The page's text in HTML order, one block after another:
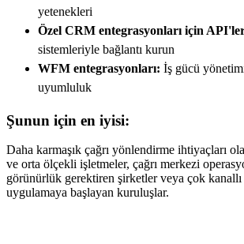
yetenekleri
Özel CRM entegrasyonları için
sistemleriyle bağlantı kurun
WFM entegrasyonları: İş gücü
uyumluluk
Şunun için en iyisi:
Daha karmaşık çağrı yönlendirme ihtiyaçları
ve orta ölçekli işletmeler, çağrı merkezi
görünürlük gerektiren şirketler veya çok
uygulamaya başlayan kuruluşlar.